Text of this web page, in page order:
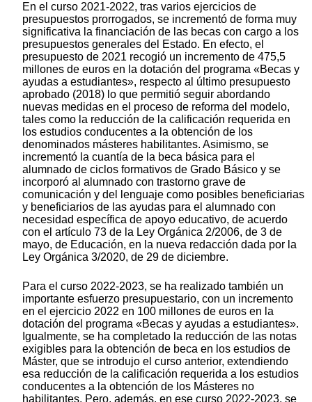
En el curso 2021-2022, tras varios ejercicios de
presupuestos prorrogados, se incrementó de forma muy
significativa la financiación de las becas con cargo a los
presupuestos generales del Estado. En efecto, el
presupuesto de 2021 recogió un incremento de 475,5
millones de euros en la dotación del programa «Becas y
ayudas a estudiantes», respecto al último presupuesto
aprobado (2018) lo que permitió seguir abordando
nuevas medidas en el proceso de reforma del modelo,
tales como la reducción de la calificación requerida en
los estudios conducentes a la obtención de los
denominados másteres habilitantes. Asimismo, se
incrementó la cuantía de la beca básica para el
alumnado de ciclos formativos de Grado Básico y se
incorporó al alumnado con trastorno grave de
comunicación y del lenguaje como posibles beneficiarias
y beneficiarios de las ayudas para el alumnado con
necesidad específica de apoyo educativo, de acuerdo
con el artículo 73 de la Ley Orgánica 2/2006, de 3 de
mayo, de Educación, en la nueva redacción dada por la
Ley Orgánica 3/2020, de 29 de diciembre.
Para el curso 2022-2023, se ha realizado también un
importante esfuerzo presupuestario, con un incremento
en el ejercicio 2022 en 100 millones de euros en la
dotación del programa «Becas y ayudas a estudiantes».
Igualmente, se ha completado la reducción de las notas
exigibles para la obtención de beca en los estudios de
Máster, que se introdujo el curso anterior, extendiendo
esa reducción de la calificación requerida a los estudios
conducentes a la obtención de los Másteres no
habilitantes. Pero, además, en ese curso 2022-2023, se